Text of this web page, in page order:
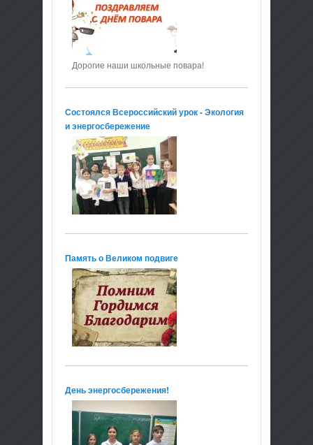
Дорогие наши школьные повара!
Состоялся Всероссийский урок - Экология
и энергосбережение
Память о Великом подвиге
День энергосбережения!